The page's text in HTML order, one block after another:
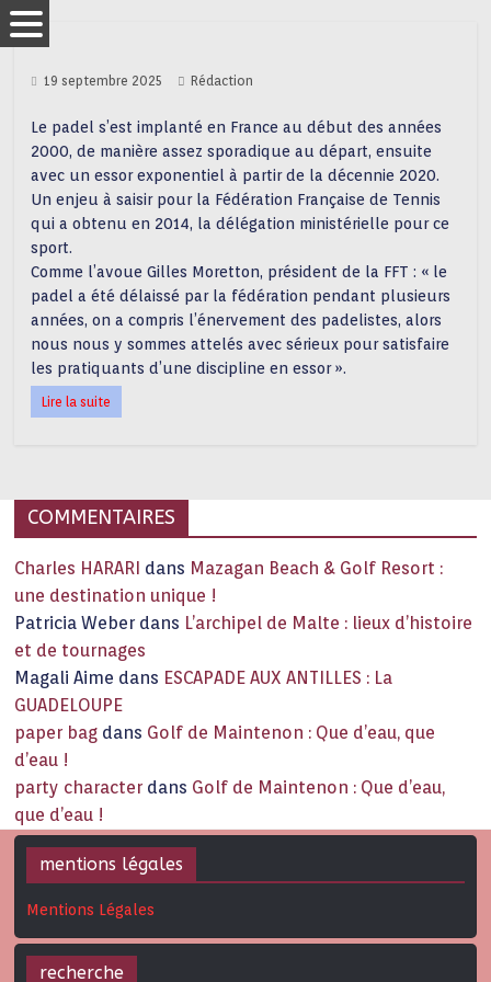
19 septembre 2025 Rédaction
Le padel s’est implanté en France au début des années
2000, de manière assez sporadique au départ, ensuite
avec un essor exponentiel à partir de la décennie 2020.
Un enjeu à saisir pour la Fédération Française de Tennis
qui a obtenu en 2014, la délégation ministérielle pour ce
sport.
Comme l’avoue Gilles Moretton, président de la FFT : « le
padel a été délaissé par la fédération pendant plusieurs
années, on a compris l’énervement des padelistes, alors
nous nous y sommes attelés avec sérieux pour satisfaire
les pratiquants d’une discipline en essor ».
Lire la suite
COMMENTAIRES
Charles HARARI dans Mazagan Beach & Golf Resort :
une destination unique !
Patricia Weber dans L’archipel de Malte : lieux d’histoire
et de tournages
Magali Aime dans ESCAPADE AUX ANTILLES : La
GUADELOUPE
paper bag dans Golf de Maintenon : Que d’eau, que
d’eau !
party character dans Golf de Maintenon : Que d’eau,
que d’eau !
mentions légales
Mentions Légales
recherche